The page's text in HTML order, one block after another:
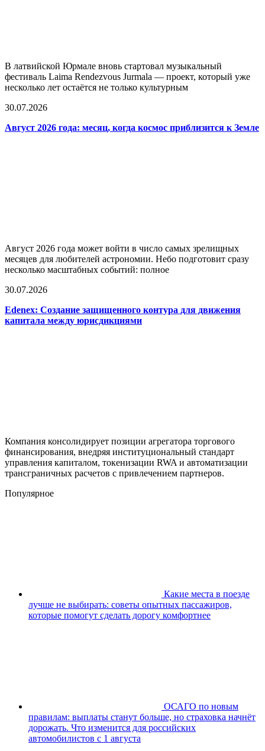
В латвийской Юрмале вновь стартовал музыкальный
фестиваль Laima Rendezvous Jurmala — проект, который уже
несколько лет остаётся не только культурным
30.07.2026
Август 2026 года: месяц, когда космос приблизится к Земле
Август 2026 года может войти в число самых зрелищных
месяцев для любителей астрономии. Небо подготовит сразу
несколько масштабных событий: полное
30.07.2026
Edenex: Создание защищенного контура для движения
капитала между юрисдикциями
Компания консолидирует позиции агрегатора торгового
финансирования, внедряя институциональный стандарт
управления капиталом, токенизации RWA и автоматизации
трансграничных расчетов с привлечением партнеров.
Популярное
Какие места в поезде
лучше не выбирать: советы опытных пассажиров,
которые помогут сделать дорогу комфортнее
ОСАГО по новым
правилам: выплаты станут больше, но страховка начнёт
дорожать. Что изменится для российских
автомобилистов с 1 августа